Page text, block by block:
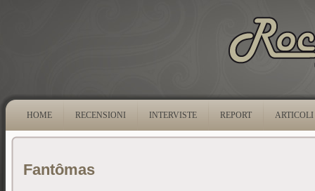
HOME RECENSIONI INTERVISTE REPORT ARTICOLI
Fantômas